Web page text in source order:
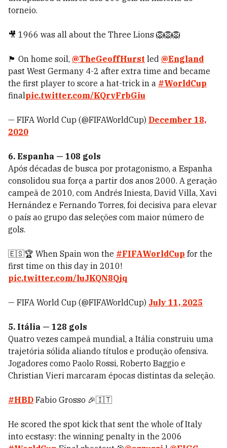
torneio.
🎥 1966 was all about the Three Lions 🦁🦁🦁
🏴󠁧󠁢󠁥󠁮󠁧󠁿 On home soil, @TheGeoffHurst led @England
past West Germany 4-2 after extra time and became
the first player to score a hat-trick in a #WorldCup
finalpic.twitter.com/KQrvFrbGiu
— FIFA World Cup (@FIFAWorldCup) December 18,
2020
6. Espanha — 108 gols
Após décadas de busca por protagonismo, a Espanha
consolidou sua força a partir dos anos 2000. A geração
campeã de 2010, com Andrés Iniesta, David Villa, Xavi
Hernández e Fernando Torres, foi decisiva para elevar
o país ao grupo das seleções com maior número de
gols.
🇪🇸🏆 When Spain won the #FIFAWorldCup for the
first time on this day in 2010!
pic.twitter.com/luJKQN8Qjq
— FIFA World Cup (@FIFAWorldCup) July 11, 2025
5. Itália — 128 gols
Quatro vezes campeã mundial, a Itália construiu uma
trajetória sólida aliando títulos e produção ofensiva.
Jogadores como Paolo Rossi, Roberto Baggio e
Christian Vieri marcaram épocas distintas da seleção.
#HBD Fabio Grosso 🎉🇮🇹
He scored the spot kick that sent the whole of Italy
into ecstasy: the winning penalty in the 2006